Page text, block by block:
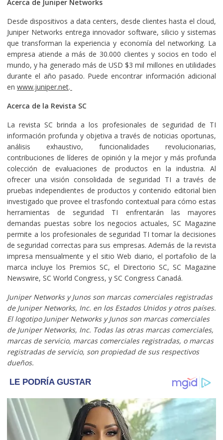
Acerca de Juniper Networks
Desde dispositivos a data centers, desde clientes hasta el cloud,
Juniper Networks entrega innovador software, silicio y sistemas
que transforman la experiencia y economía del networking. La
empresa atiende a más de 30.000 clientes y socios en todo el
mundo, y ha generado más de USD $3 mil millones en utilidades
durante el año pasado. Puede encontrar información adicional
en www.juniper.net.
Acerca de la Revista SC
La revista SC brinda a los profesionales de seguridad de TI
información profunda y objetiva a través de noticias oportunas,
análisis exhaustivo, funcionalidades revolucionarias,
contribuciones de líderes de opinión y la mejor y más profunda
colección de evaluaciones de productos en la industria. Al
ofrecer una visión consolidada de seguridad TI a través de
pruebas independientes de productos y contenido editorial bien
investigado que provee el trasfondo contextual para cómo estas
herramientas de seguridad TI enfrentarán las mayores
demandas puestas sobre los negocios actuales, SC Magazine
permite a los profesionales de seguridad TI tomar la decisiones
de seguridad correctas para sus empresas. Además de la revista
impresa mensualmente y el sitio Web diario, el portafolio de la
marca incluye los Premios SC, el Directorio SC, SC Magazine
Newswire, SC World Congress, y SC Congress Canadá.
Juniper Networks y Junos son marcas comerciales registradas
de Juniper Networks, Inc. en los Estados Unidos y otros países.
El logotipo Juniper Networks y Junos son marcas comerciales
de Juniper Networks, Inc. Todas las otras marcas comerciales,
marcas de servicio, marcas comerciales registradas, o marcas
registradas de servicio, son propiedad de sus respectivos
dueños.